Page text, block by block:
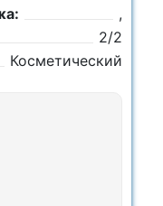
,
2/2
Косметический